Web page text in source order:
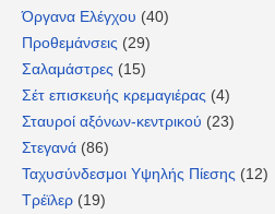
Όργανα Ελέγχου (40)
Προθεμάνσεις (29)
Σαλαμάστρες (15)
Σέτ επισκευής κρεμαγιέρας (4)
Σταυροί αξόνων-κεντρικού (23)
Στεγανά (86)
Ταχυσύνδεσμοι Υψηλής Πίεσης (12)
Τρέϊλερ (19)